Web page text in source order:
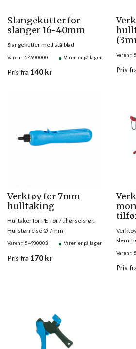
Slangekutter for
slanger 16-40mm
Varenr: 54900000 Varen er på lager
Slangekutter med stålblad
Pris fra 140 kr
Varenr:
Pris
Verktøy for 7mm
hulltaking
Varenr: 54900003 Varen er på lager
Hulltaker for PE-rør / tilførselsrør.
Hullstørrelse Ø 7mm
Pris fra 170 kr Varenr:
Pris